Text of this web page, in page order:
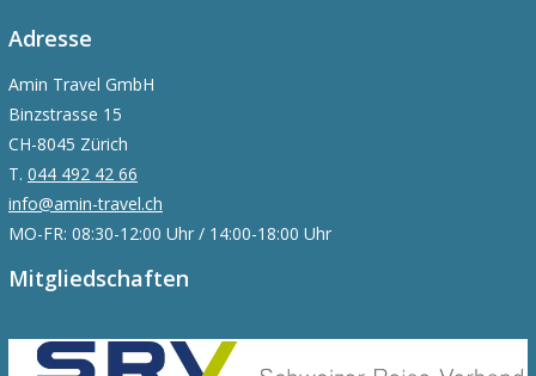
Adresse
Amin Travel GmbH
Binzstrasse 15
CH-8045 Zürich
T. 044 492 42 66
info@amin-travel.ch
MO-FR: 08:30-12:00 Uhr / 14:00-18:00 Uhr
Mitgliedschaften